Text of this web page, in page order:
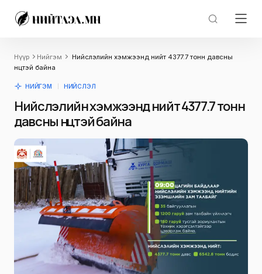
Нүүр Нийгэм
Нийслэлийн хэмжээнд нийт 4377.7 тонн давсны
нөөцтэй байна
НИЙГЭМ НИЙСЛЭЛ
Нийслэлийн хэмжээнд нийт 4377.7 тонн
давсны нөөцтэй байна